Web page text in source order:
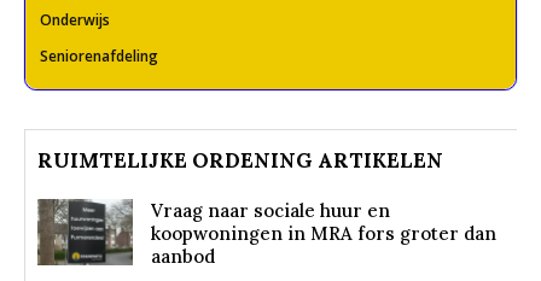
Onderwijs
Seniorenafdeling
RUIMTELIJKE ORDENING ARTIKELEN
Vraag naar sociale huur en
koopwoningen in MRA fors groter dan
aanbod